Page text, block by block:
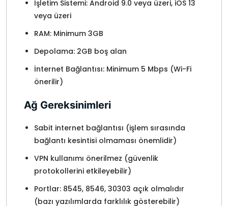
İşletim Sistemi: Android 9.0 veya üzeri, iOS 13
veya üzeri
RAM: Minimum 3GB
Depolama: 2GB boş alan
İnternet Bağlantısı: Minimum 5 Mbps (Wi-Fi
önerilir)
Ağ Gereksinimleri
Sabit internet bağlantısı (işlem sırasında
bağlantı kesintisi olmaması önemlidir)
VPN kullanımı önerilmez (güvenlik
protokollerini etkileyebilir)
Portlar: 8545, 8546, 30303 açık olmalıdır
(bazı yazılımlarda farklılık gösterebilir)